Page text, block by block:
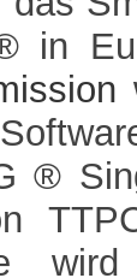
in
®
wird